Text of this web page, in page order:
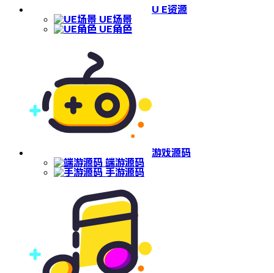
U E资源
UE场景
UE角色
游戏源码
端游源码
手游源码